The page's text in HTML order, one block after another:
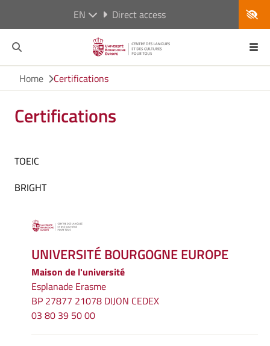
EN Direct access
Home Certifications
Certifications
TOEIC
BRIGHT
UNIVERSITÉ BOURGOGNE EUROPE
Maison de l'université
Esplanade Erasme
BP 27877 21078 DIJON CEDEX
03 80 39 50 00